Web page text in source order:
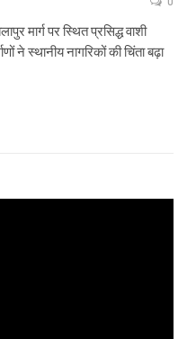
मार्ग पर स्थित प्रसिद्ध वाशी
ने स्थानीय नागरिकों की चिंता बढ़ा